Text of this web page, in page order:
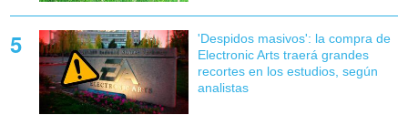
'Despidos masivos': la compra de
Electronic Arts traerá grandes
recortes en los estudios, según
analistas